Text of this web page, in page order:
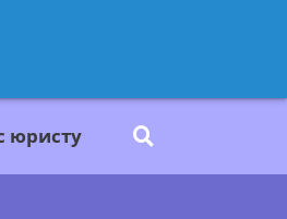
юристу